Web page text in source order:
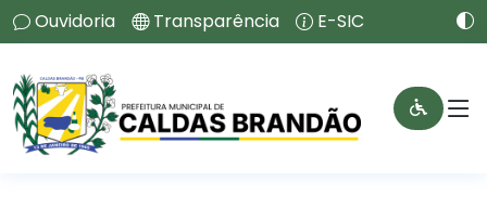
Ouvidoria Transparência E-SIC